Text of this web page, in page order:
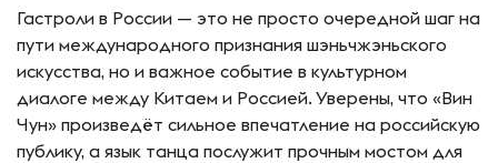
Гастроли в России — это не просто очередной шаг на
пути международного признания шэньчжэньского
искусства, но и важное событие в культурном
диалоге между Китаем и Россией. Уверены, что «Вин
Чун» произведёт сильное впечатление на российскую
публику, а язык танца послужит прочным мостом для